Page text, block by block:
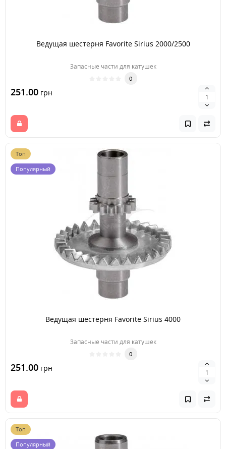
Ведущая шестерня Favorite Sirius 2000/2500
Запасные части для катушек
0
251.00 грн
Топ
Популярный
Ведущая шестерня Favorite Sirius 4000
Запасные части для катушек
0
251.00 грн
Топ
Популярный